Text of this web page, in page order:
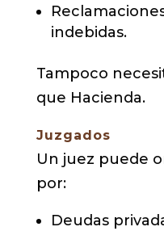
indebidas.
Tampoco
que Hacienda.
Juzgados
Un juez puede
por:
Deudas